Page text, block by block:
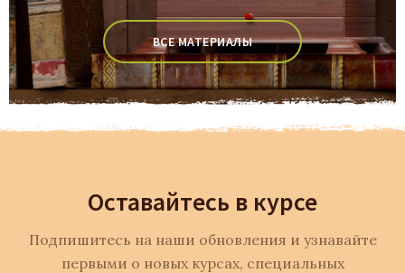
ВСЕ МАТЕРИАЛЫ
Оставайтесь в курсе
Подпишитесь на наши обновления и узнавайте
первыми о новых курсах, специальных